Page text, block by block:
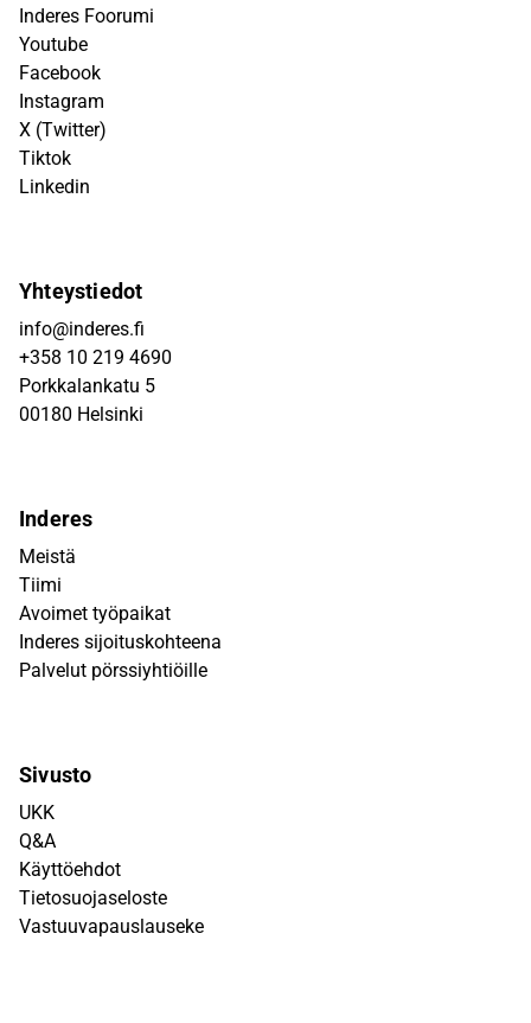
Inderes Foorumi
Youtube
Facebook
Instagram
X (Twitter)
Tiktok
Linkedin
Yhteystiedot
info@inderes.fi
+358 10 219 4690
Porkkalankatu 5
00180 Helsinki
Inderes
Meistä
Tiimi
Avoimet työpaikat
Inderes sijoituskohteena
Palvelut pörssiyhtiöille
Sivusto
UKK
Q&A
Käyttöehdot
Tietosuojaseloste
Vastuuvapauslauseke